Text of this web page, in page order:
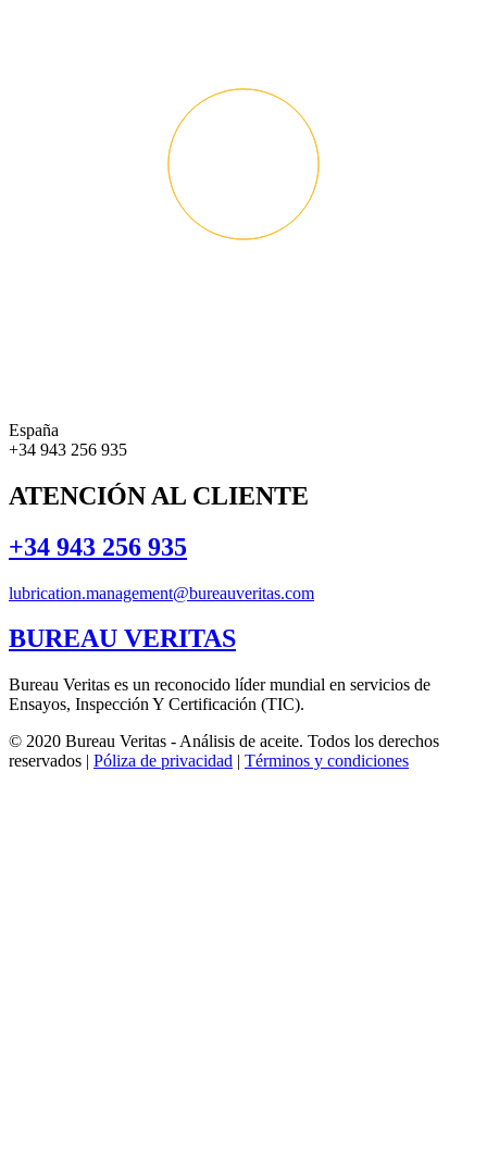
España
+34 943 256 935
ATENCIÓN AL CLIENTE
+34 943 256 935
lubrication.management@bureauveritas.com
BUREAU VERITAS
Bureau Veritas es un reconocido líder mundial en servicios de
Ensayos, Inspección Y Certificación (TIC).
© 2020 Bureau Veritas - Análisis de aceite. Todos los derechos
reservados | Póliza de privacidad | Términos y condiciones